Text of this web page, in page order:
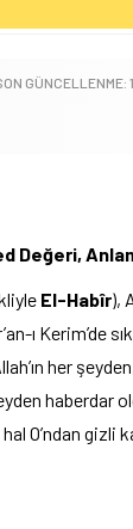
GÜNCELLENME:
Değeri,
El-Habîr),
ı Kerim’de
her
haberdar
O’ndan gizli